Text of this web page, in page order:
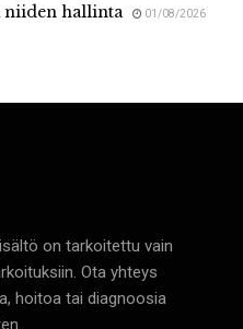
niiden hallinta 01/08/2026
on tarkoitettu vain
Ota yhteys
hoitoa tai diagnoosia